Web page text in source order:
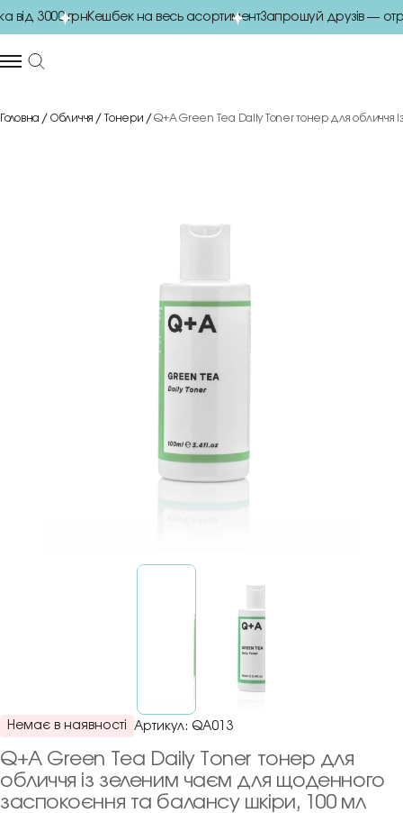
3000 грнКешбек на весь асортиментЗапрошуй друзів —
Головна Обличчя Тонери Q+A Green Tea Daily Toner тонер для обличчя
Немає в наявності Артикул: QA013
Q+A Green Tea Daily Toner тонер для
обличчя із зеленим чаєм для щоденного
заспокоєння та балансу шкіри, 100 мл